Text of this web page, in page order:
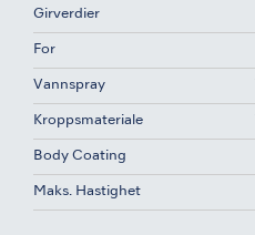
Girverdier
For
Vannspray
Kroppsmateriale
Body Coating
Maks. Hastighet